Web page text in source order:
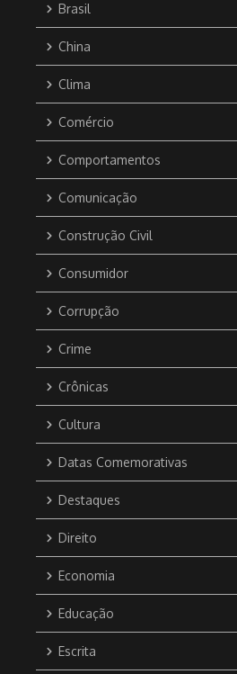
Brasil
China
Clima
Comércio
Comportamentos
Comunicação
Construção Civil
Consumidor
Corrupção
Crime
Crônicas
Cultura
Datas Comemorativas
Destaques
Direito
Economia
Educação
Escrita